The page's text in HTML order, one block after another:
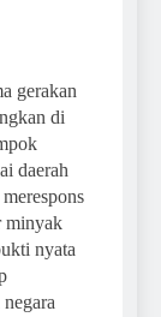
gerakan
di
daerah
minyak
nyata